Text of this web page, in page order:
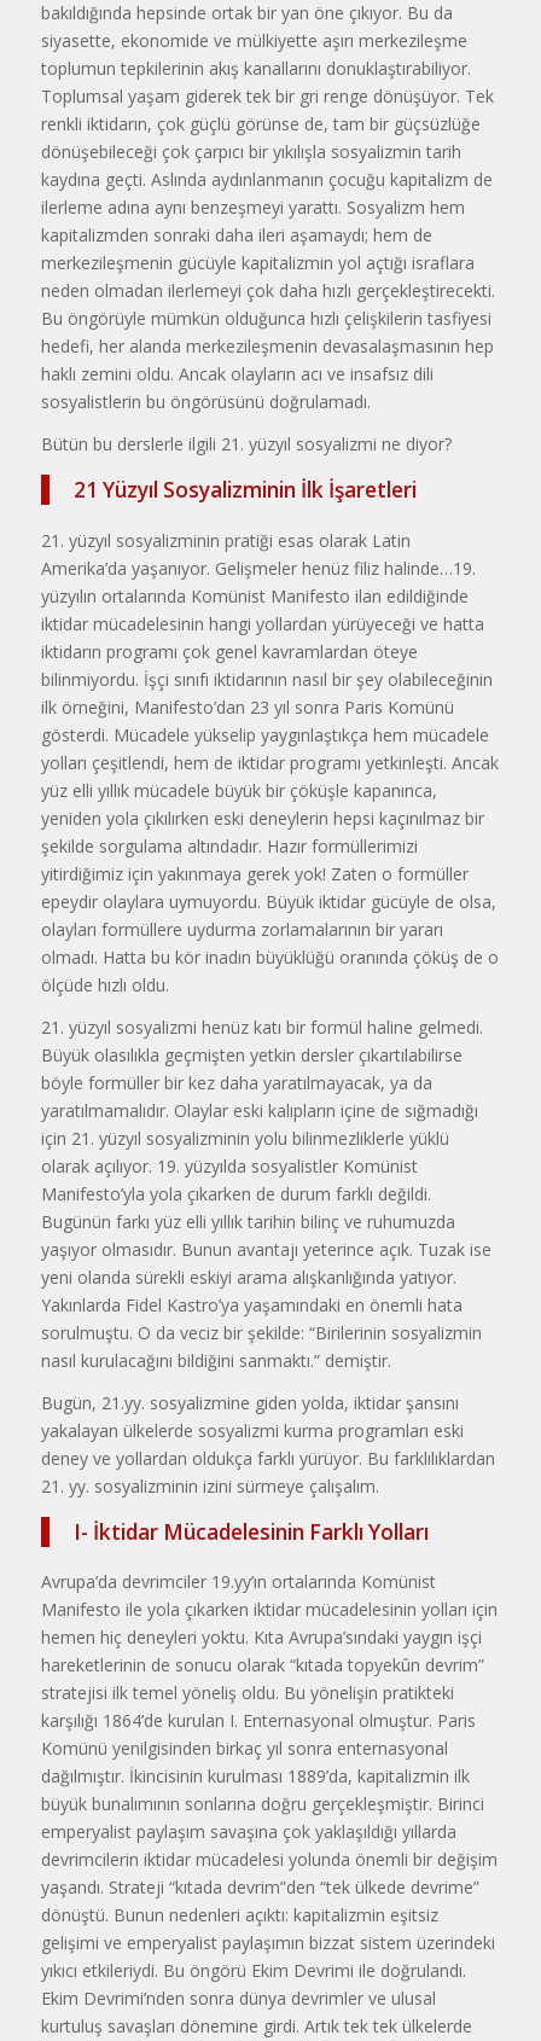
bakıldığında hepsinde ortak bir yan öne çıkıyor. Bu da
siyasette, ekonomide ve mülkiyette aşırı merkezileşme
toplumun tepkilerinin akış kanallarını donuklaştırabiliyor.
Toplumsal yaşam giderek tek bir gri renge dönüşüyor. Tek
renkli iktidarın, çok güçlü görünse de, tam bir güçsüzlüğe
dönüşebileceği çok çarpıcı bir yıkılışla sosyalizmin tarih
kaydına geçti. Aslında aydınlanmanın çocuğu kapitalizm de
ilerleme adına aynı benzeşmeyi yarattı. Sosyalizm hem
kapitalizmden sonraki daha ileri aşamaydı; hem de
merkezileşmenin gücüyle kapitalizmin yol açtığı israflara
neden olmadan ilerlemeyi çok daha hızlı gerçekleştirecekti.
Bu öngörüyle mümkün olduğunca hızlı çelişkilerin tasfiyesi
hedefi, her alanda merkezileşmenin devasalaşmasının hep
haklı zemini oldu. Ancak olayların acı ve insafsız dili
sosyalistlerin bu öngörüsünü doğrulamadı.
Bütün bu derslerle ilgili 21. yüzyıl sosyalizmi ne diyor?
21 Yüzyıl Sosyalizminin İlk İşaretleri
21. yüzyıl sosyalizminin pratiği esas olarak Latin
Amerika’da yaşanıyor. Gelişmeler henüz filiz halinde…19.
yüzyılın ortalarında Komünist Manifesto ilan edildiğinde
iktidar mücadelesinin hangi yollardan yürüyeceği ve hatta
iktidarın programı çok genel kavramlardan öteye
bilinmiyordu. İşçi sınıfı iktidarının nasıl bir şey olabileceğinin
ilk örneğini, Manifesto’dan 23 yıl sonra Paris Komünü
gösterdi. Mücadele yükselip yaygınlaştıkça hem mücadele
yolları çeşitlendi, hem de iktidar programı yetkinleşti. Ancak
yüz elli yıllık mücadele büyük bir çöküşle kapanınca,
yeniden yola çıkılırken eski deneylerin hepsi kaçınılmaz bir
şekilde sorgulama altındadır. Hazır formüllerimizi
yitirdiğimiz için yakınmaya gerek yok! Zaten o formüller
epeydir olaylara uymuyordu. Büyük iktidar gücüyle de olsa,
olayları formüllere uydurma zorlamalarının bir yararı
olmadı. Hatta bu kör inadın büyüklüğü oranında çöküş de o
ölçüde hızlı oldu.
21. yüzyıl sosyalizmi henüz katı bir formül haline gelmedi.
Büyük olasılıkla geçmişten yetkin dersler çıkartılabilirse
böyle formüller bir kez daha yaratılmayacak, ya da
yaratılmamalıdır. Olaylar eski kalıpların içine de sığmadığı
için 21. yüzyıl sosyalizminin yolu bilinmezliklerle yüklü
olarak açılıyor. 19. yüzyılda sosyalistler Komünist
Manifesto’yla yola çıkarken de durum farklı değildi.
Bugünün farkı yüz elli yıllık tarihin bilinç ve ruhumuzda
yaşıyor olmasıdır. Bunun avantajı yeterince açık. Tuzak ise
yeni olanda sürekli eskiyi arama alışkanlığında yatıyor.
Yakınlarda Fidel Kastro’ya yaşamındaki en önemli hata
sorulmuştu. O da veciz bir şekilde: “Birilerinin sosyalizmin
nasıl kurulacağını bildiğini sanmaktı.” demiştir.
Bugün, 21.yy. sosyalizmine giden yolda, iktidar şansını
yakalayan ülkelerde sosyalizmi kurma programları eski
deney ve yollardan oldukça farklı yürüyor. Bu farklılıklardan
21. yy. sosyalizminin izini sürmeye çalışalım.
I- İktidar Mücadelesinin Farklı Yolları
Avrupa’da devrimciler 19.yy’ın ortalarında Komünist
Manifesto ile yola çıkarken iktidar mücadelesinin yolları için
hemen hiç deneyleri yoktu. Kıta Avrupa’sındaki yaygın işçi
hareketlerinin de sonucu olarak “kıtada topyekûn devrim”
stratejisi ilk temel yöneliş oldu. Bu yönelişin pratikteki
karşılığı 1864’de kurulan I. Enternasyonal olmuştur. Paris
Komünü yenilgisinden birkaç yıl sonra enternasyonal
dağılmıştır. İkincisinin kurulması 1889’da, kapitalizmin ilk
büyük bunalımının sonlarına doğru gerçekleşmiştir. Birinci
emperyalist paylaşım savaşına çok yaklaşıldığı yıllarda
devrimcilerin iktidar mücadelesi yolunda önemli bir değişim
yaşandı. Strateji “kıtada devrim”den “tek ülkede devrime”
dönüştü. Bunun nedenleri açıktı: kapitalizmin eşitsiz
gelişimi ve emperyalist paylaşımın bizzat sistem üzerindeki
yıkıcı etkileriydi. Bu öngörü Ekim Devrimi ile doğrulandı.
Ekim Devrimi’nden sonra dünya devrimler ve ulusal
kurtuluş savaşları dönemine girdi. Artık tek tek ülkelerde